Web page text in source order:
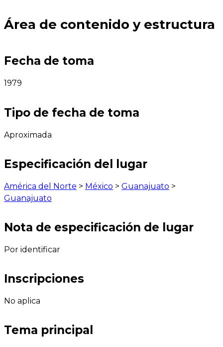
Área de contenido y estructura
Fecha de toma
1979
Tipo de fecha de toma
Aproximada
Especificación del lugar
América del Norte > México > Guanajuato >
Guanajuato
Nota de especificación de lugar
Por identificar
Inscripciones
No aplica
Tema principal